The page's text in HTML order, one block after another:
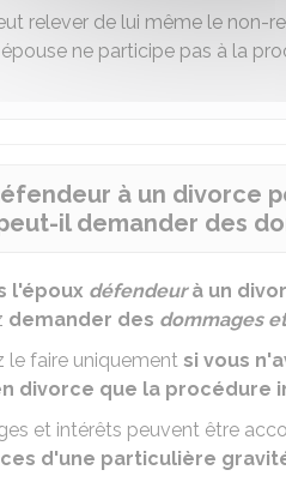
relever de lui même le non-
ne participe pas à la
à un divorce
il demander des
l'époux défendeurà un
demander des dommages
le faire uniquement si vous
divorce que la procédure
et intérêts peuvent être
d'une particulière